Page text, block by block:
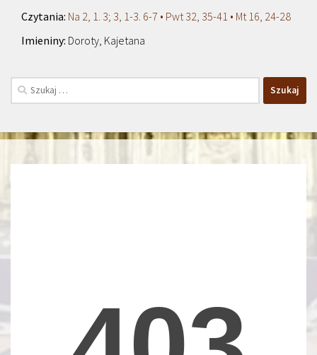
Na 2, 1. 3; 3, 1-3. 6-7 • Pwt 32, 35-41 • Mt 16, 24-28
Doroty, Kajetana
Szukaj: